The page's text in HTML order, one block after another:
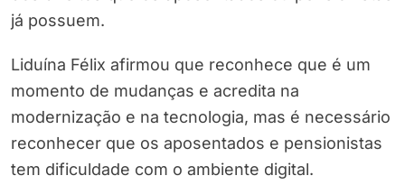
já possuem.
Liduína Félix afirmou que reconhece que é um
momento de mudanças e acredita na
modernização e na tecnologia, mas é necessário
reconhecer que os aposentados e pensionistas
tem dificuldade com o ambiente digital.